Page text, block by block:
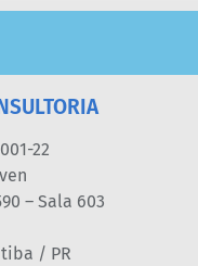
22
– Sala 603
/ PR